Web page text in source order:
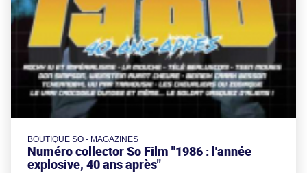
BOUTIQUE SO - MAGAZINES
Numéro collector So Film "1986 : l'année
explosive, 40 ans après"